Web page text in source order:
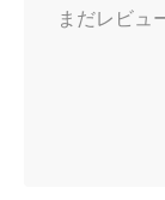
まだレビュ